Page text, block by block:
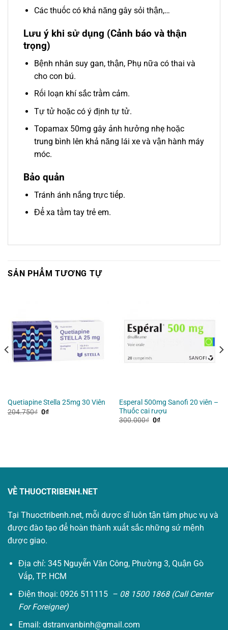
Các thuốc có khả năng gây sỏi thận,…
Lưu ý khi sử dụng (Cảnh báo và thận
trọng)
Bệnh nhân suy gan, thận, Phụ nữa có thai và
cho con bú.
Rối loạn khí sắc trầm cảm.
Tự tử hoặc có ý định tự tử.
Topamax 50mg gây ảnh hưởng nhẹ hoặc
trung bình lên khả năng lái xe và vận hành máy
móc.
Bảo quản
Tránh ánh nắng trực tiếp.
Để xa tầm tay trẻ em.
SẢN PHẨM TƯƠNG TỰ
Quetiapine Stella 25mg 30 Viên
204.750₫ Giá
0₫Giá
Esperal 500mg Sanofi 20 viên –
Thuốc cai rượu
300.000₫ Giá
0₫Giá
VỀ THUOCTRIBENH.NET
Tại Thuoctribenh.net, mỗi dược sĩ luôn tận tâm phục vụ và
được đào tạo để hoàn thành xuất sắc những sứ mệnh
được giao.
Địa chỉ: 345 Nguyễn Văn Công, Phường 3, Quận Gò
Vấp, TP. HCM
Điện thoại: 0926 511115 – 08 1500 1868 (Call Center
For Foreigner)
Email: dstranvanbinh@gmail.com